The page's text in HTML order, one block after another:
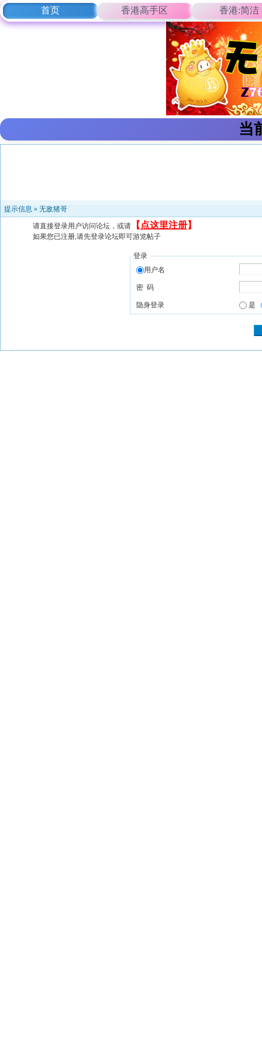
首页 香港高手区 香港:简洁
当
提示信息 » 无敌猪哥
请直接登录用户访问论坛，或请 【 点这里注册】
如果您已注册,请先登录论坛即可游览帖子
登录
用户名
密 码
隐身登录 是